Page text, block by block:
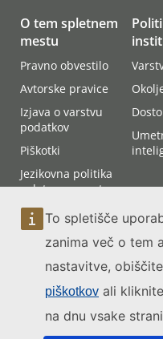
To spletišče
zanima več o tem
nastavitve, obiščite
piškotkov ali
na dnu vsake
O tem spletnem
mestu
Pravno obvestilo
Avtorske pravice
Izjava o varstvu
podatkov
Piškotki
Jezikovna politika
spletnega mesta
Dostopnost
spletnega mesta
Načrt spletnega
mesta
Kontakt